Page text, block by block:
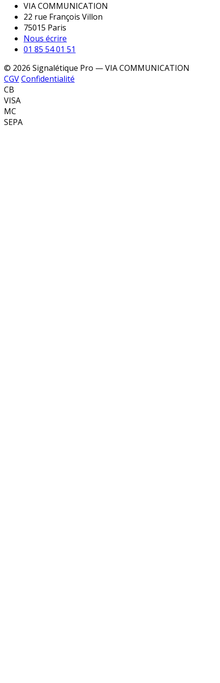
VIA COMMUNICATION
22 rue François Villon
75015 Paris
Nous écrire
01 85 54 01 51
© 2026 Signalétique Pro — VIA COMMUNICATION
CGVConfidentialité
CB
VISA
MC
SEPA